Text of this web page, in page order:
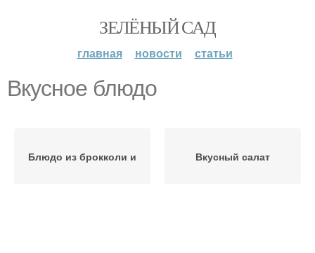
ЗЕЛЁНЫЙ САД
главная новости статьи
Вкусное блюдо
Блюдо из брокколи и Вкусный салат